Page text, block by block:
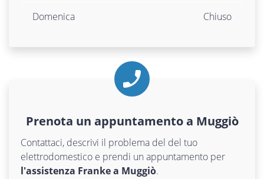
Domenica Chiuso
Prenota un appuntamento a Muggiò
Contattaci, descrivi il problema del del tuo
elettrodomestico e prendi un appuntamento per
l'assistenza Franke a Muggiò.